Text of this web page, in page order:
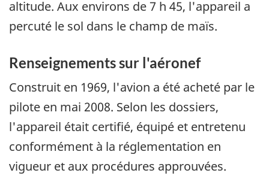
altitude. Aux environs de 7 h 45, l'appareil a
percuté le sol dans le champ de maïs.
Renseignements sur l'aéronef
Construit en 1969, l'avion a été acheté par le
pilote en mai 2008. Selon les dossiers,
l'appareil était certifié, équipé et entretenu
conformément à la réglementation en
vigueur et aux procédures approuvées.